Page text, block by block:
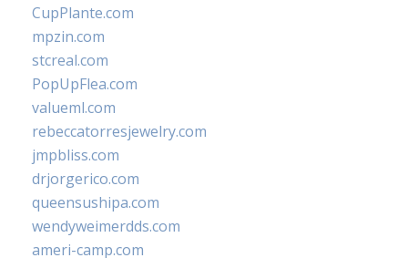
CupPlante.com
mpzin.com
stcreal.com
PopUpFlea.com
valueml.com
rebeccatorresjewelry.com
jmpbliss.com
drjorgerico.com
queensushipa.com
wendyweimerdds.com
ameri-camp.com